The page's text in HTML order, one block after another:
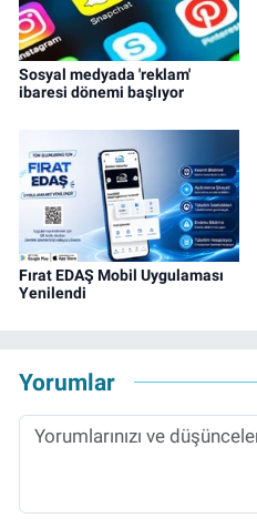
Sosyal medyada 'reklam'
ibaresi dönemi başlıyor
Fırat EDAŞ Mobil Uygulaması
Yenilendi
Yorumlar